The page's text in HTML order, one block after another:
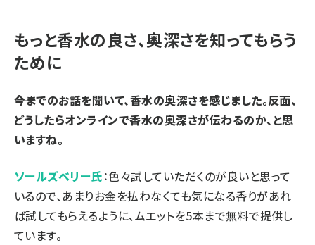
もっと香水の良さ、奥深さを知ってもらう
ために
――今までのお話を聞いて、香水の奥深さを感じました。反面、
どうしたらオンラインで香水の奥深さが伝わるのか、と思
いますね。
ソールズベリー氏：色々試していただくのが良いと思って
いるので、あまりお金を払わなくても気になる香りがあれ
ば試してもらえるように、ムエットを5本まで無料で提供し
ています。